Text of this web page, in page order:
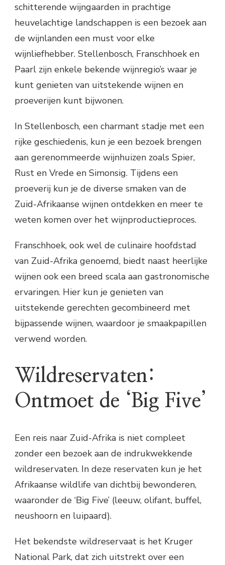
schitterende wijngaarden in prachtige
heuvelachtige landschappen is een bezoek aan
de wijnlanden een must voor elke
wijnliefhebber. Stellenbosch, Franschhoek en
Paarl zijn enkele bekende wijnregio’s waar je
kunt genieten van uitstekende wijnen en
proeverijen kunt bijwonen.
In Stellenbosch, een charmant stadje met een
rijke geschiedenis, kun je een bezoek brengen
aan gerenommeerde wijnhuizen zoals Spier,
Rust en Vrede en Simonsig. Tijdens een
proeverij kun je de diverse smaken van de
Zuid-Afrikaanse wijnen ontdekken en meer te
weten komen over het wijnproductieproces.
Franschhoek, ook wel de culinaire hoofdstad
van Zuid-Afrika genoemd, biedt naast heerlijke
wijnen ook een breed scala aan gastronomische
ervaringen. Hier kun je genieten van
uitstekende gerechten gecombineerd met
bijpassende wijnen, waardoor je smaakpapillen
verwend worden.
Wildreservaten:
Ontmoet de ‘Big Five’
Een reis naar Zuid-Afrika is niet compleet
zonder een bezoek aan de indrukwekkende
wildreservaten. In deze reservaten kun je het
Afrikaanse wildlife van dichtbij bewonderen,
waaronder de ‘Big Five’ (leeuw, olifant, buffel,
neushoorn en luipaard).
Het bekendste wildreservaat is het Kruger
National Park, dat zich uitstrekt over een